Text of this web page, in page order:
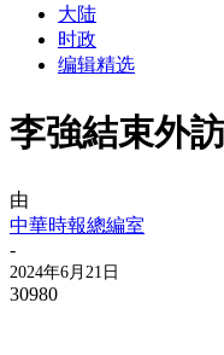
大陆
时政
编辑精选
李強結束外
由
中華時報總編室
-
2024年6月21日
30980